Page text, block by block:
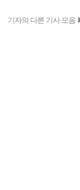
기자의 다른 기사 모음